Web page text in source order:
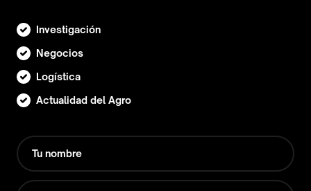
Investigación
Negocios
Logística
Actualidad del Agro